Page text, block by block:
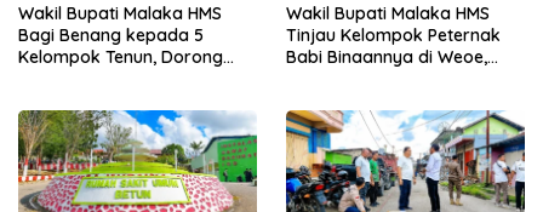
Wakil Bupati Malaka HMS
Bagi Benang kepada 5
Kelompok Tenun, Dorong
Wakil Bupati Malaka HMS
Tinjau Kelompok Peternak
Babi Binaannya di Weoe,